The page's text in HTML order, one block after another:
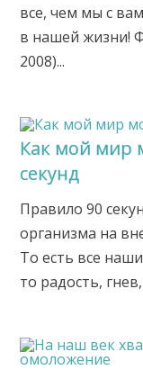
все, чем мы с
в нашей жизни!
2008)...
Как мой мир
секунд
Правило 90
организма на
То есть все
то радость,